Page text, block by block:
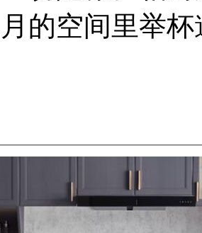
的空间里举